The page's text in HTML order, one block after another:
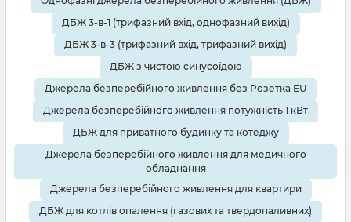
ДБЖ 3-в-1 (трифазний вхід, однофазний вихід)
ДБЖ 3-в-3 (трифазний вхід, трифазний вихід)
ДБЖ з чистою синусоїдою
Джерела безперебійного живлення без Розетка EU
Джерела безперебійного живлення потужність 1 кВт
ДБЖ для приватного будинку та котеджу
Джерела безперебійного живлення для медичного
обладнання
Джерела безперебійного живлення для квартири
ДБЖ для котлів опалення (газових та твердопаливних)